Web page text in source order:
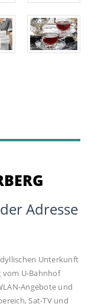
Adresse
Unterkunft
vom U-Bahnhof
Angebote und
Sat-TV und